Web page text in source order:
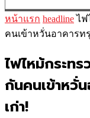
หน้าแรก headline ไฟ
คนเข้าหวั่นอาคารท
ไฟไหม้กระท
กันคนเข้าหวั่
เก่า!